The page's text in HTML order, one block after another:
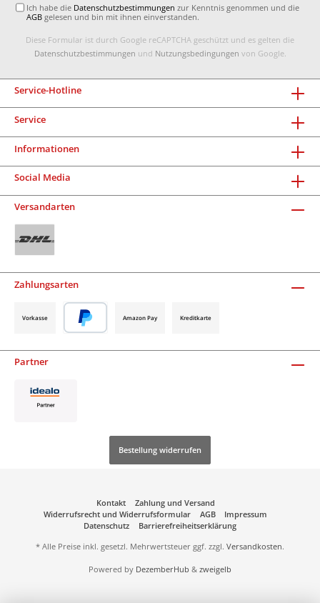
Ich habe die Datenschutzbestimmungen zur Kenntnis genommen und die
AGB gelesen und bin mit ihnen einverstanden.
Diese Formular ist durch Google reCAPTCHA geschützt und es gelten die
Datenschutzbestimmungen und Nutzungsbedingungen von Google.
Service-Hotline
Service
Informationen
Social Media
Versandarten
Zahlungsarten
Vorkasse Amazon Pay Kreditkarte
Partner
Bestellung widerrufen
Kontakt
Zahlung und Versand
Widerrufsrecht und Widerrufsformular
AGB
Impressum
Datenschutz
Barrierefreiheitserklärung
* Alle Preise inkl. gesetzl. Mehrwertsteuer ggf. zzgl. Versandkosten.
Powered by DezemberHub & zweigelb